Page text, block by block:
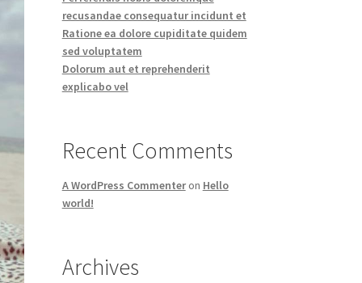
recusandae consequatur incidunt et
Ratione ea dolore cupiditate quidem
sed voluptatem
Dolorum aut et reprehenderit
explicabo vel
Recent Comments
A WordPress Commenteron Hello
world!
Archives